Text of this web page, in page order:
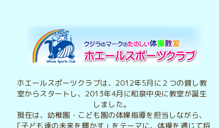
ホエールスポーツクラブは、2012年5月に２つの貸し教
室からスタートし、2013年4月に和泉中央に教室が誕生
しました。
現在は、幼稚園・こども園の体操指導を担当しながら、
「子ども達の未来を輝かす」をテーマに、体操を通じて将